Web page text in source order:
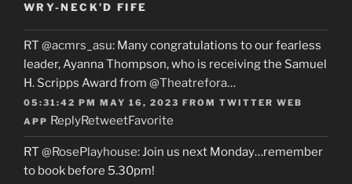
WRY-NECK’D FIFE
RT @acmrs_asu: Many congratulations to our fearless
leader, Ayanna Thompson, who is receiving the Samuel
H. Scripps Award from @Theatrefora…
05:31:42 PM MAY 16, 2023 FROM TWITTER WEB
APP ReplyRetweetFavorite
RT @RosePlayhouse: Join us next Monday…remember
to book before 5.30pm!